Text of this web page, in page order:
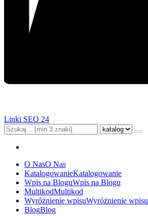
Linki SEO 24
O NasO Nas
KatalogowanieKatalogowanie
Wpis na BloguWpis na Blogu
MultikodMultikod
Wyróżnienie wpisuWyróżnienie wpisu
BlogBlog